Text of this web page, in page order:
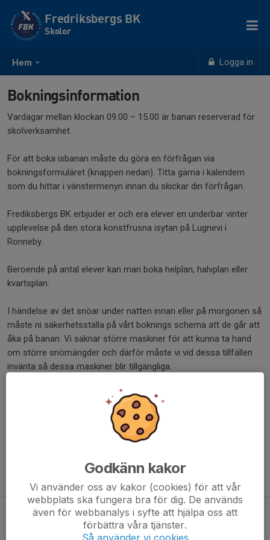
Hem Logga in
Fredriksbergs BK
Skolor
Bokningsinformation
Vardagar mellan klockan 09.00 – 15.00 är banan reserverad för
skolverksamhet.
För att boka isbanan måste du göra en förfrågan via
bokningsformuläret (knappen nedan). Titta gärna i kalendern
som du hittar i vänstermenyn innan du skickar din förfrågan.
Frediksbergs BK erbjuder er och era elever en underbar vinter
upplevelse på den stora konstfrusna isytan på Lugnevi i
Ronneby.
Beroende på antal elever kan man boka helplan, halvplan eller
kvartsplan.
I händelse av det snöar under natten innan eller på morgonen så
måste ni säkerhetsställa på vårt boknings schema att de går att
åka på banan. Vi saknar större maskiner för att kunna ta hand
om större snömängder och därför måste vi vid dessa tillfällen
invänta så dessa maskiner blir tillgängliga.
Vi har ett mindre antal skridskor, hjälmar samt klubbor för
Önskar man få skridskor slipade kan detta ordnas. Kontakta oss
Bokningsförfrågan istid
För skolor
Godkänn kakor
Vi använder oss av kakor (cookies) för att vår
webbplats ska fungera bra för dig. De används
även för webbanalys i syfte att hjälpa oss att
förbättra våra tjänster.
Så använder vi cookies